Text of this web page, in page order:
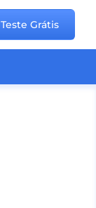
Teste Grátis